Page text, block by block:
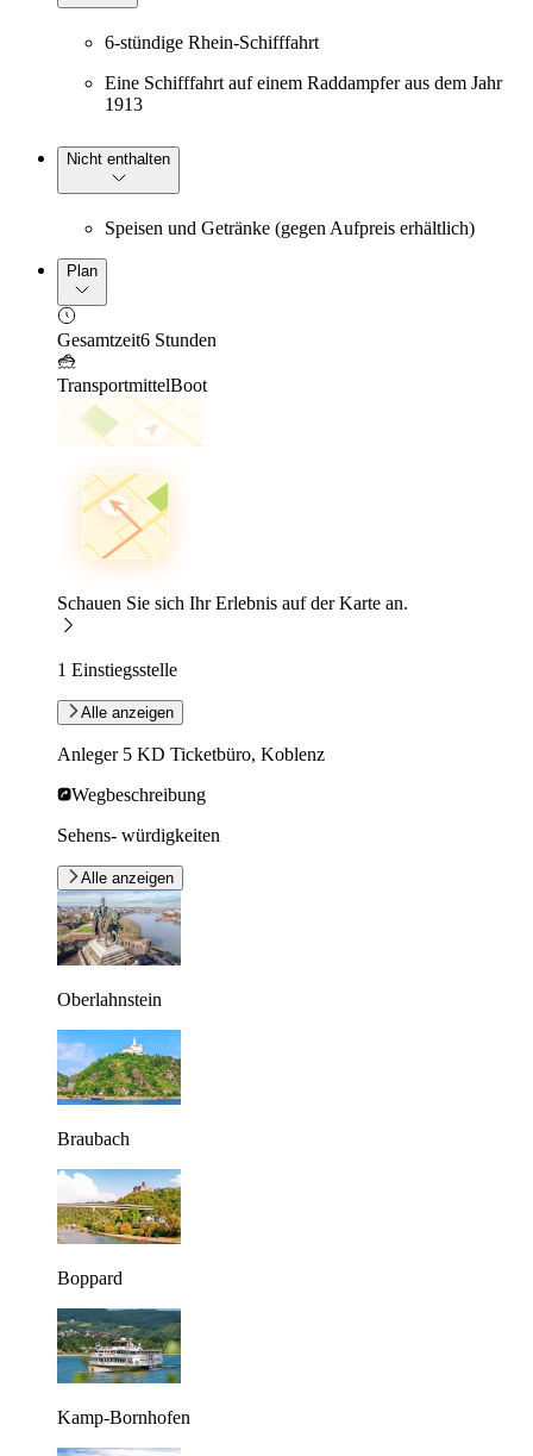
6-stündige Rhein-Schifffahrt
Eine Schifffahrt auf einem Raddampfer aus dem Jahr
1913
Nicht enthalten
Speisen und Getränke (gegen Aufpreis erhältlich)
Plan
Gesamtzeit6 Stunden
TransportmittelBoot
Schauen Sie sich Ihr Erlebnis auf der Karte an.
1 Einstiegsstelle
Alle anzeigen
Anleger 5 KD Ticketbüro, Koblenz
Wegbeschreibung
Sehens- würdigkeiten
Alle anzeigen
Oberlahnstein
Braubach
Boppard
Kamp-Bornhofen